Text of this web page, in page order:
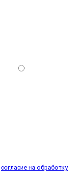
согласие на обработку